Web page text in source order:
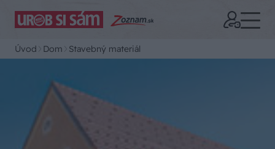
Úvod Dom Stavebný materiál